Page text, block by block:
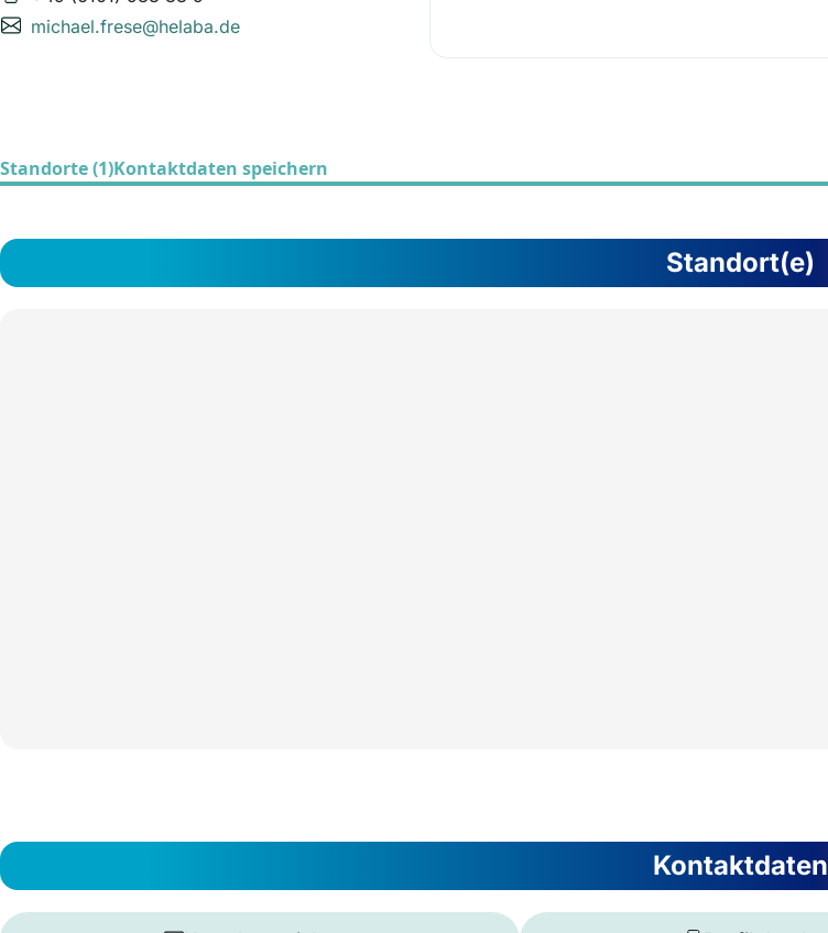
michael.frese@helaba.de
Standorte (1)Kontaktdaten speichern
Standort(e)
Kontaktdaten